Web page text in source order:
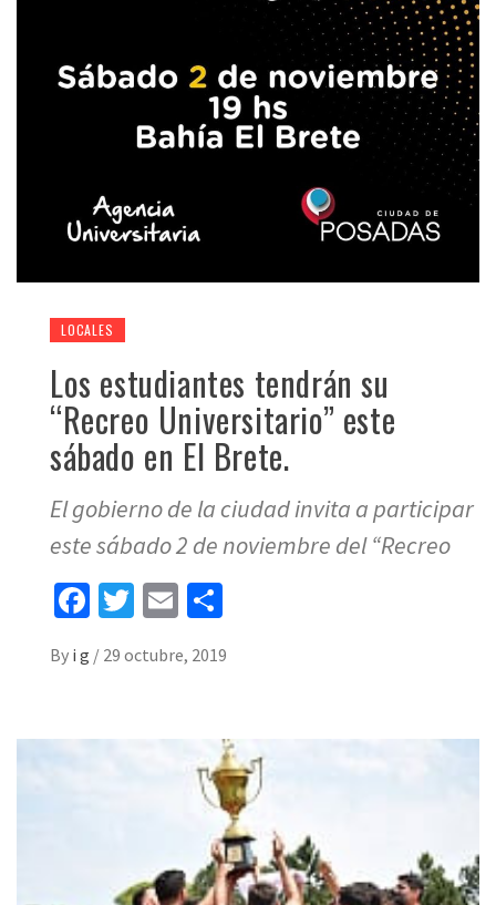
LOCALES
Los estudiantes tendrán su
“Recreo Universitario” este
sábado en El Brete.
El gobierno de la ciudad invita a participar
este sábado 2 de noviembre del “Recreo
Facebook
Twitter
Email
By i g / 29 octubre, 2019